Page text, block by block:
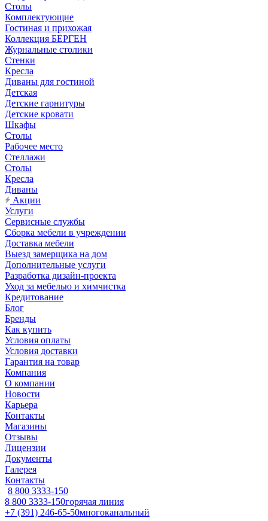
Столы
Комплектующие
Гостиная и прихожая
Коллекция БЕРГЕН
Журнальные столики
Стенки
Кресла
Диваны для гостиной
Детская
Детские гарнитуры
Детские кровати
Шкафы
Столы
Рабочее место
Стеллажи
Столы
Кресла
Диваны
Акции
Услуги
Сервисные службы
Сборка мебели в учреждении
Доставка мебели
Выезд замерщика на дом
Дополнительные услуги
Разработка дизайн-проекта
Уход за мебелью и химчистка
Кредитование
Блог
Бренды
Как купить
Условия оплаты
Условия доставки
Гарантия на товар
Компания
О компании
Новости
Карьера
Контакты
Магазины
Отзывы
Лицензии
Документы
Галерея
Контакты
8 800 3333-150
8 800 3333-150горячая линия
+7 (391) 246-65-50многоканальный